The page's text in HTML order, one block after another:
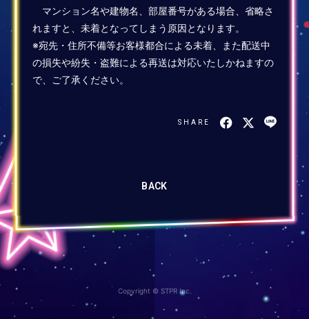
マンション名や建物名、部屋番号がある場合、省略さ
れますと、未着となってしまう原因となります。
※宛先・住所不備等お客様都合による未着、また配送中
の損失や紛失・盗難による再送は対応いたしかねますの
で、ご了承ください。
SHARE
BACK
Copyright © STPR Inc.